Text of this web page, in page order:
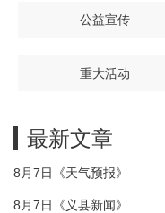
公益宣传
重大活动
最新文章
8月7日《天气预报》
8月7日《义县新闻》